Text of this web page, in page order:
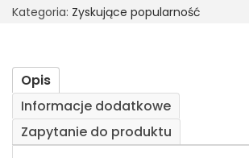
Kategoria: Zyskujące popularność
Opis
Informacje dodatkowe
Zapytanie do produktu